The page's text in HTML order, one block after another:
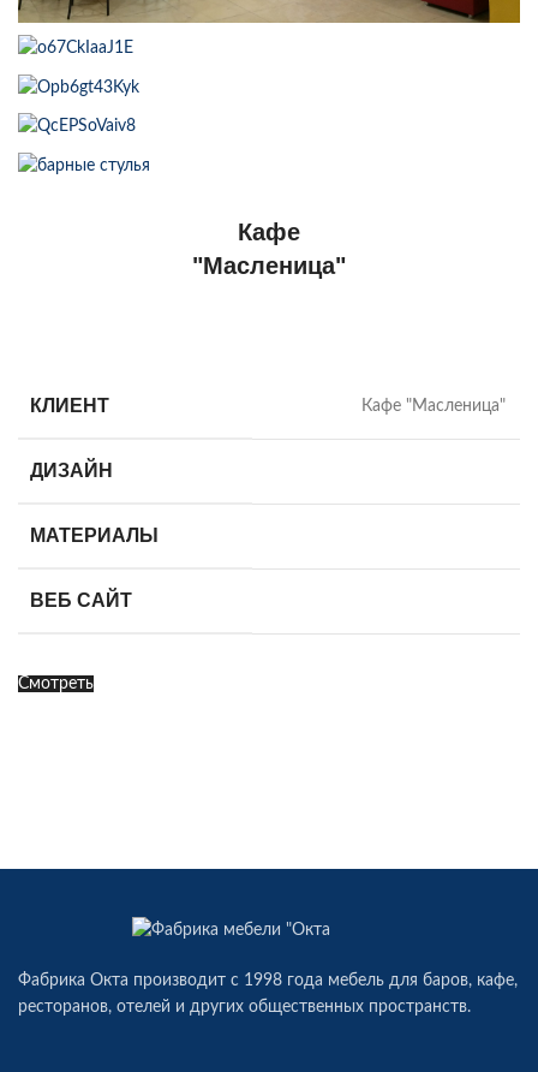
Кафе
"Масленица"
КЛИЕНТ Кафе "Масленица"
ДИЗАЙН
МАТЕРИАЛЫ
ВЕБ САЙТ
Смотреть
Фабрика Окта производит c 1998 года мебель для баров, кафе,
ресторанов, отелей и других общественных пространств.